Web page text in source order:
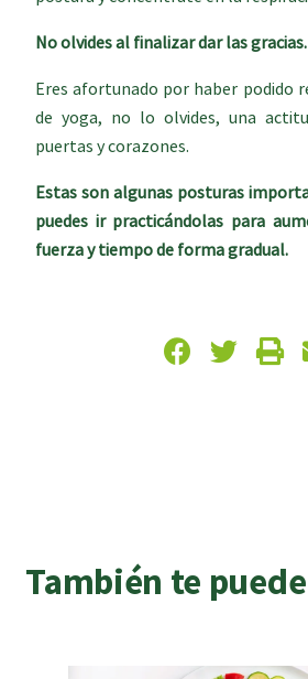
No olvides al finalizar dar las gracias.
Eres afortunado por haber podido
de yoga, no lo olvides, una
puertas y corazones.
Estas son algunas posturas
puedes ir practicándolas para
fuerza y tiempo de forma gradual.
También te